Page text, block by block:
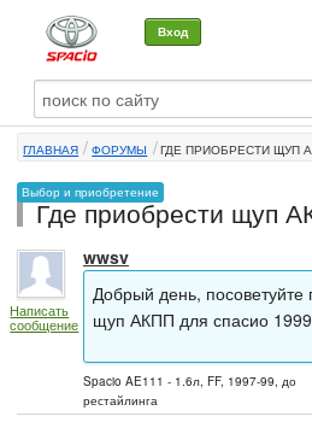
Вход
О машине
Автоклуб
Форумы
Сервисы и услуги
Новости
ГЛАВНАЯ ФОРУМЫ ГДЕ ПРИОБРЕСТИ ЩУП
Выбор и приобретение
Где приобрести щуп
Написать
сообщение
wwsv
Добрый день, посоветуйте
щуп АКПП для спасио
Spacio AE111 - 1.6л, FF, 1997-99, до
рестайлинга